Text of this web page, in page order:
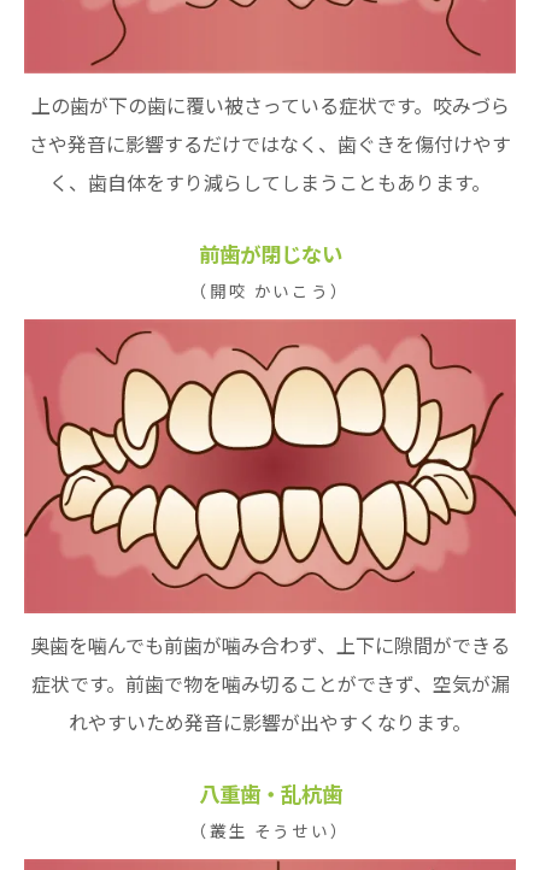
上の歯が下の歯に覆い被さっている症状です。咬みづら
さや発音に影響するだけではなく、歯ぐきを傷付けやす
く、歯自体をすり減らしてしまうこともあります。
前歯が閉じない
（開咬 かいこう）
奥歯を噛んでも前歯が噛み合わず、上下に隙間ができる
症状です。前歯で物を噛み切ることができず、空気が漏
れやすいため発音に影響が出やすくなります。
八重歯・乱杭歯
（叢生 そうせい）